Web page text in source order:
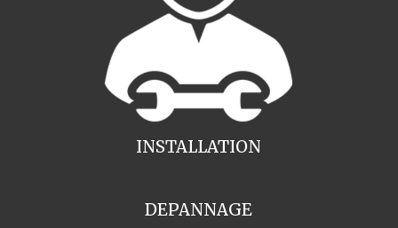
INSTALLATION
DEPANNAGE